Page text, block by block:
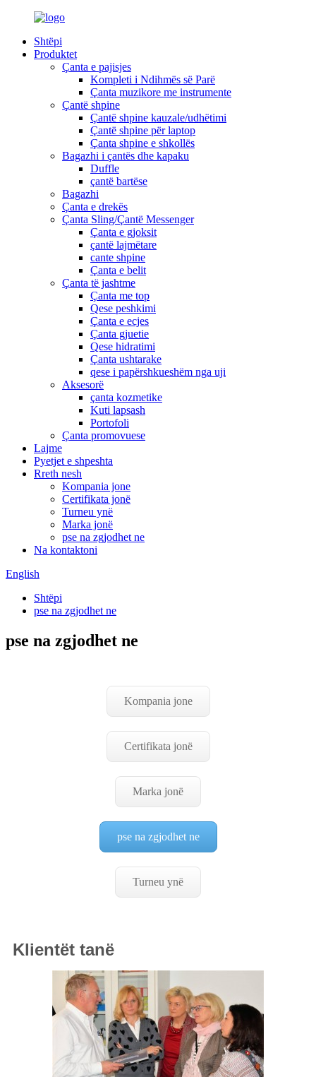
Shtëpi
Produktet
Çanta e pajisjes
Kompleti i Ndihmës së Parë
Çanta muzikore me instrumente
Çantë shpine
Çantë shpine kauzale/udhëtimi
Çantë shpine për laptop
Çanta shpine e shkollës
Bagazhi i çantës dhe kapaku
Duffle
çantë bartëse
Bagazhi
Çanta e drekës
Çanta Sling/Çantë Messenger
Çanta e gjoksit
çantë lajmëtare
cante shpine
Çanta e belit
Çanta të jashtme
Çanta me top
Qese peshkimi
Çanta e ecjes
Çanta gjuetie
Qese hidratimi
Çanta ushtarake
qese i papërshkueshëm nga uji
Aksesorë
çanta kozmetike
Kuti lapsash
Portofoli
Çanta promovuese
Lajme
Pyetjet e shpeshta
Rreth nesh
Kompania jone
Certifikata jonë
Turneu ynë
Marka jonë
pse na zgjodhet ne
Na kontaktoni
English
Shtëpi
pse na zgjodhet ne
pse na zgjodhet ne
Kompania jone
Certifikata jonë
Marka jonë
pse na zgjodhet ne
Turneu ynë
Klientët tanë